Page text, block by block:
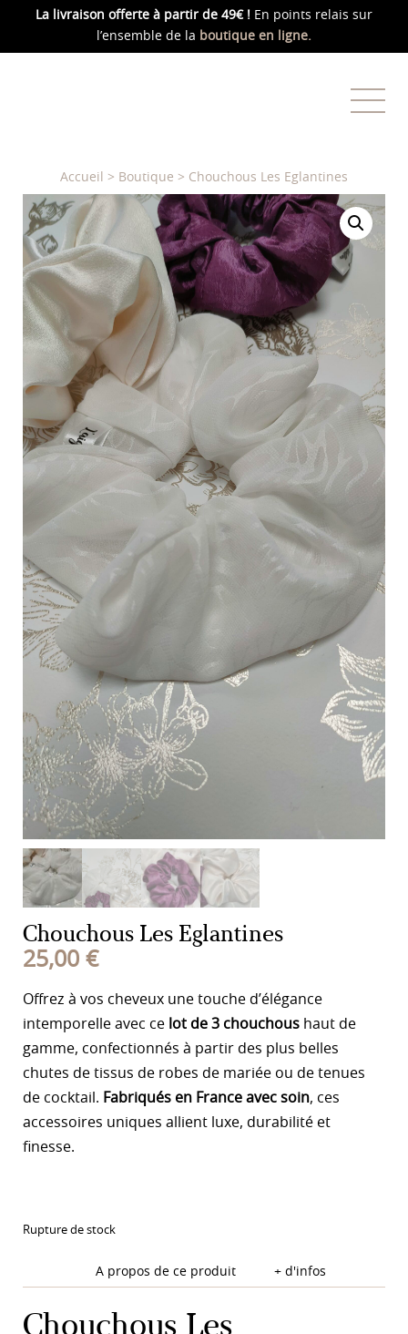
La livraison offerte à partir de 49€ ! En points relais sur
l’ensemble de la boutique en ligne.
Accueil > Boutique > Chouchous Les Eglantines
Chouchous Les Eglantines
25,00 €
Offrez à vos cheveux une touche d’élégance
intemporelle avec ce lot de 3 chouchous haut de
gamme, confectionnés à partir des plus belles
chutes de tissus de robes de mariée ou de tenues
de cocktail. Fabriqués en France avec soin, ces
accessoires uniques allient luxe, durabilité et
finesse.
Rupture de stock
A propos de ce produit + d'infos
Chouchous Les